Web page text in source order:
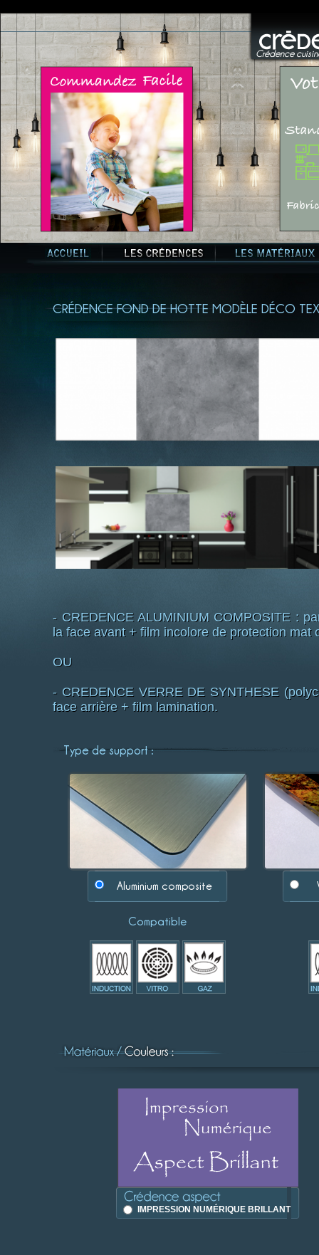
Crédence
CRÉDENCE FOND DE HOTTE MODÈLE DÉCO
- CREDENCE ALUMINIUM COMPOSITE :
la face avant + film incolore de protection mat
OU
- CREDENCE VERRE DE SYNTHESE
face arrière + film lamination.
Type de support :
Aluminium composite
Compatible
IMPRESSION NUMÉRIQUE BRILLANT